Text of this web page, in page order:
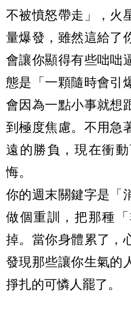
不被憤怒帶走」，火
量爆發，雖然這給了
會讓你顯得有些咄咄
態是「一顆隨時會引
會因為一點小事就想
到極度焦慮。不用急
遠的勝負，現在衝
悔。
你的週末關鍵字是「
做個重訓，把那種
掉。當你身體累了，
發現那些讓你生氣的
掙扎的可憐人罷了。